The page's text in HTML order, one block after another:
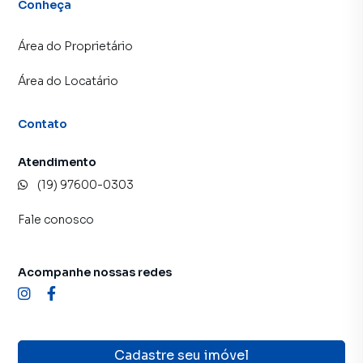
Conheça
Área do Proprietário
Área do Locatário
Contato
Atendimento
(19) 97600-0303
Fale conosco
Cadastre seu imóvel
Acompanhe nossas redes